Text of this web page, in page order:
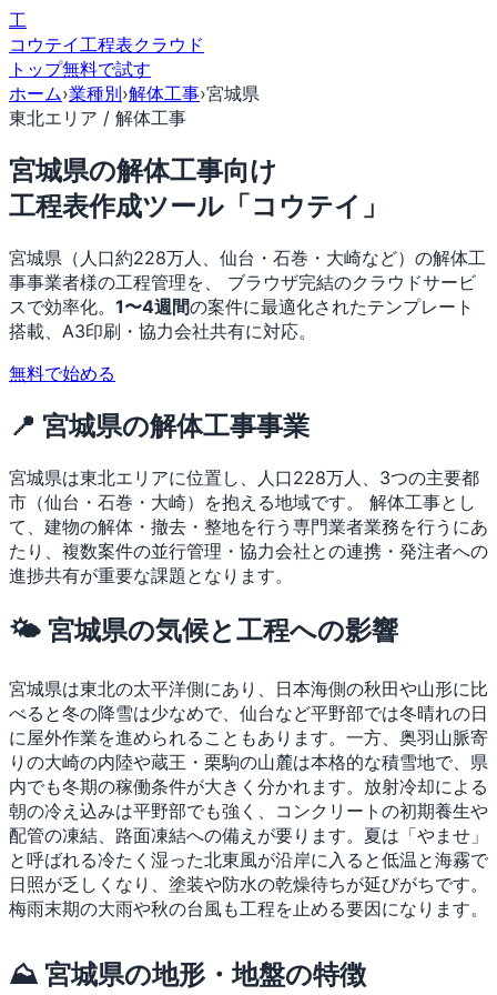
工
コウテイ工程表クラウド
トップ無料で試す
ホーム›業種別›解体工事›宮城県
東北エリア / 解体工事
宮城県の解体工事向け
工程表作成ツール「コウテイ」
宮城県（人口約228万人、仙台・石巻・大崎など）の解体工
事事業者様の工程管理を、 ブラウザ完結のクラウドサービ
スで効率化。 1〜4週間の案件に最適化されたテンプレート
搭載、A3印刷・協力会社共有に対応。
無料で始める
📍 宮城県の解体工事事業
宮城県は東北エリアに位置し、人口228万人、3つの主要都
市（仙台・石巻・大崎）を抱える地域です。 解体工事とし
て、建物の解体・撤去・整地を行う専門業者業務を行うにあ
たり、複数案件の並行管理・協力会社との連携・発注者への
進捗共有が重要な課題となります。
🌤 宮城県の気候と工程への影響
宮城県は東北の太平洋側にあり、日本海側の秋田や山形に比
べると冬の降雪は少なめで、仙台など平野部では冬晴れの日
に屋外作業を進められることもあります。一方、奥羽山脈寄
りの大崎の内陸や蔵王・栗駒の山麓は本格的な積雪地で、県
内でも冬期の稼働条件が大きく分かれます。放射冷却による
朝の冷え込みは平野部でも強く、コンクリートの初期養生や
配管の凍結、路面凍結への備えが要ります。夏は「やませ」
と呼ばれる冷たく湿った北東風が沿岸に入ると低温と海霧で
日照が乏しくなり、塗装や防水の乾燥待ちが延びがちです。
梅雨末期の大雨や秋の台風も工程を止める要因になります。
⛰ 宮城県の地形・地盤の特徴